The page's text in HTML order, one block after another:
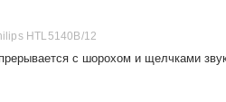
HTL5140B/12
с шорохом и щелчками